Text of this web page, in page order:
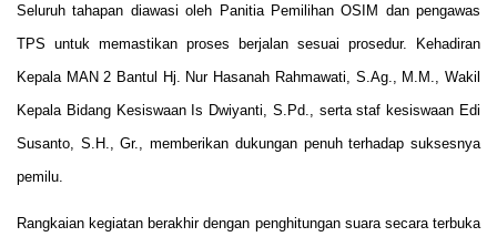
Seluruh tahapan diawasi oleh Panitia Pemilihan OSIM dan pengawas
TPS untuk memastikan proses berjalan sesuai prosedur. Kehadiran
Kepala MAN 2 Bantul Hj. Nur Hasanah Rahmawati, S.Ag., M.M., Wakil
Kepala Bidang Kesiswaan Is Dwiyanti, S.Pd., serta staf kesiswaan Edi
Susanto, S.H., Gr., memberikan dukungan penuh terhadap suksesnya
pemilu.
Rangkaian kegiatan berakhir dengan penghitungan suara secara terbuka